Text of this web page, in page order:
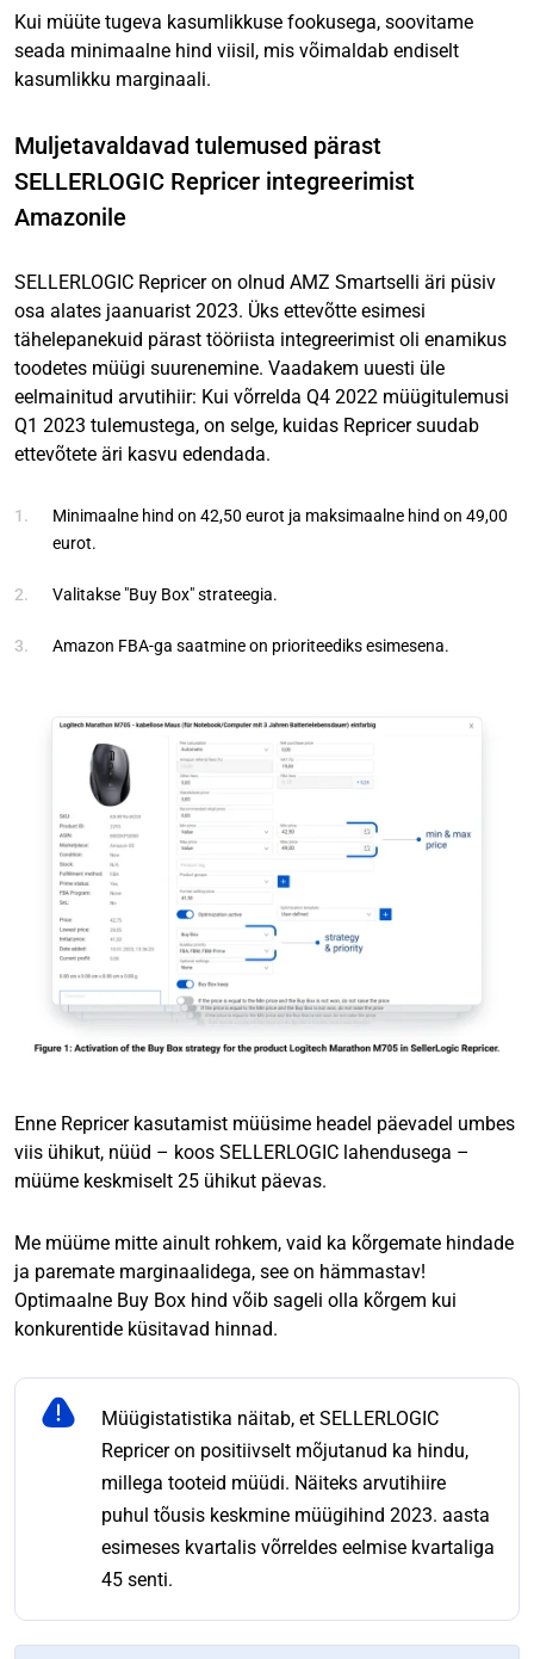
Kui müüte tugeva kasumlikkuse fookusega, soovitame
seada minimaalne hind viisil, mis võimaldab endiselt
kasumlikku marginaali.
Muljetavaldavad tulemused pärast
SELLERLOGIC Repricer integreerimist
Amazonile
SELLERLOGIC Repricer on olnud AMZ Smartselli äri püsiv
osa alates jaanuarist 2023. Üks ettevõtte esimesi
tähelepanekuid pärast tööriista integreerimist oli enamikus
toodetes müügi suurenemine. Vaadakem uuesti üle
eelmainitud arvutihiir: Kui võrrelda Q4 2022 müügitulemusi
Q1 2023 tulemustega, on selge, kuidas Repricer suudab
ettevõtete äri kasvu edendada.
Minimaalne hind on 42,50 eurot ja maksimaalne hind on 49,00
eurot.
Valitakse "Buy Box" strateegia.
Amazon FBA-ga saatmine on prioriteediks esimesena.
Enne Repricer kasutamist müüsime headel päevadel umbes
viis ühikut, nüüd – koos SELLERLOGIC lahendusega –
müüme keskmiselt 25 ühikut päevas.
Me müüme mitte ainult rohkem, vaid ka kõrgemate hindade
ja paremate marginaalidega, see on hämmastav!
Optimaalne Buy Box hind võib sageli olla kõrgem kui
konkurentide küsitavad hinnad.
Müügistatistika näitab, et SELLERLOGIC
Repricer on positiivselt mõjutanud ka hindu,
millega tooteid müüdi. Näiteks arvutihiire
puhul tõusis keskmine müügihind 2023. aasta
esimeses kvartalis võrreldes eelmise kvartaliga
45 senti.